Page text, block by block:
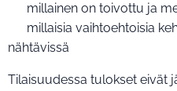
▪️ millainen on toivottu ja
▪️ millaisia vaihtoehtoisia
nähtävissä
Tilaisuudessa tulokset eivät